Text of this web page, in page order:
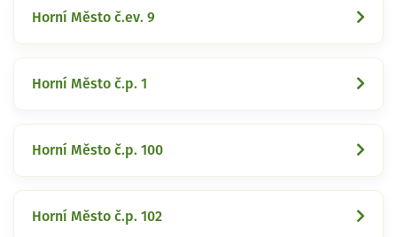
Horní Město č.ev. 9
Horní Město č.p. 1
Horní Město č.p. 100
Horní Město č.p. 102